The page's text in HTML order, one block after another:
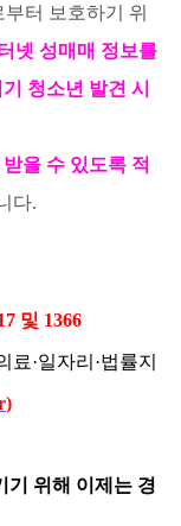
터 보호하기 위
넷 성매매 정보를
기 청소년 발견 시
을 수 있도록 적
다.
및 1366
·일자리·법률지
)
기 위해 이제는 경